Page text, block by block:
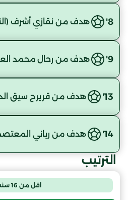
8' هدف من نقازي أشرف
9' هدف من رحال محمد
13' هدف من قريرح سيق
14' هدف من رباني المعتصم
الترتيب
اقل من 16 سنة -ج